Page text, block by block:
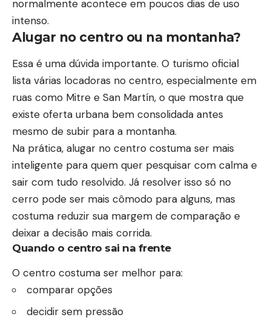
normalmente acontece em poucos dias de uso
intenso.
Alugar no centro ou na montanha?
Essa é uma dúvida importante. O turismo oficial
lista várias locadoras no centro, especialmente em
ruas como Mitre e San Martín, o que mostra que
existe oferta urbana bem consolidada antes
mesmo de subir para a montanha.
Na prática, alugar no centro costuma ser mais
inteligente para quem quer pesquisar com calma e
sair com tudo resolvido. Já resolver isso só no
cerro pode ser mais cômodo para alguns, mas
costuma reduzir sua margem de comparação e
deixar a decisão mais corrida.
Quando o centro sai na frente
O centro costuma ser melhor para:
comparar opções
decidir sem pressão